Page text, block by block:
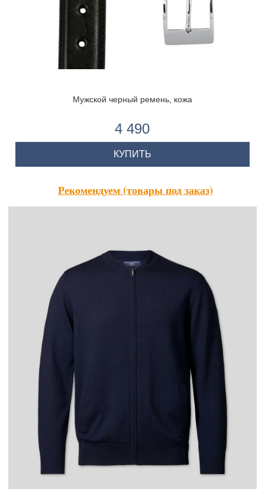
Мужской черный ремень, кожа
4 490
КУПИТЬ
Рекомендуем (товары под заказ)